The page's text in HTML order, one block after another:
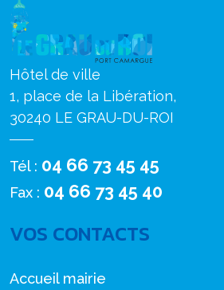
Hôtel de ville
1, place de la Libération,
30240 LE GRAU-DU-ROI
Tél : 04 66 73 45 45
Fax : 04 66 73 45 40
VOS CONTACTS
Accueil mairie